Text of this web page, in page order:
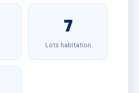
7
Lots habitation